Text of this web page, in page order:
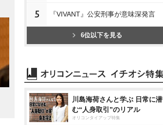
5 『VIVANT』公安刑事が意味深発言
6位以下を見る
川島海荷さんと学ぶ 日常に潜
む“人身取引”のリアル
オリコンタイアップ特集